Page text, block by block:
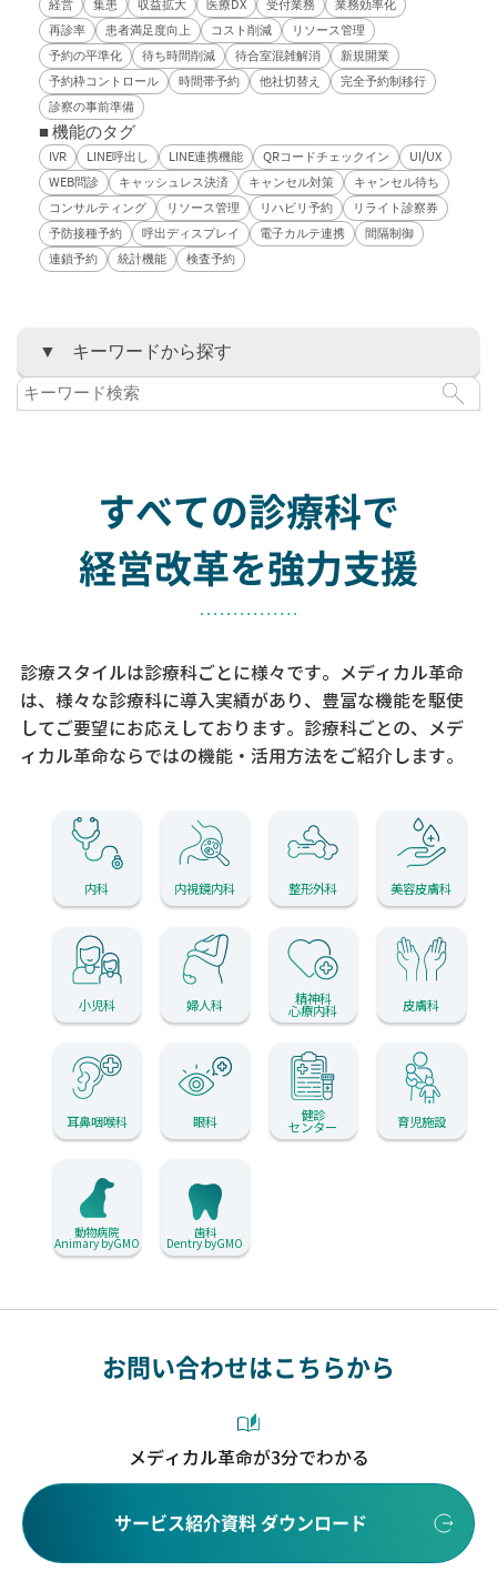
経営 集患 収益拡大 医療DX 受付業務
業務効率化
再診率
患者満足度向上 コスト削減
リソース管理
予約の平準化
待ち時間削減 待合室混雑解消
新規開業
予約枠コントロール
時間帯予約 他社切替え
完全予約制移行
診察の事前準備
■ 機能のタグ
IVR LINE呼出し LINE連携機能 QRコードチェックイン
UI/UX
WEB問診
キャッシュレス決済 キャンセル対策
キャンセル待ち
コンサルティング
リソース管理 リハビリ予約
リライト診察券
予防接種予約
呼出ディスプレイ 電子カルテ連携
間隔制御
連鎖予約
統計機能 検査予約
キーワードから探す
すべての診療科で
経営改革を強力支援
診療スタイルは診療科ごとに様々です。メディカル革命
は、様々な診療科に導入実績があり、 豊富な機能を駆使
してご要望にお応えしております。 診療科ごとの、メデ
ィカル革命ならではの機能・活用方法をご紹介します。
内科 内視鏡内科 整形外科 美容皮膚科
小児科 婦人科 精神科
心療内科 皮膚科
耳鼻咽喉科 眼科 健診
センター 育児施設
動物病院
Animary byGMO
歯科
Dentry byGMO
お問い合わせはこちらから
メディカル革命が3分でわかる
サービス紹介資料 ダウンロード